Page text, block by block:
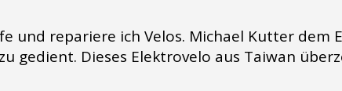
und repariere ich Velos. Michael Kutter
gedient. Dieses Elektrovelo aus Taiwan